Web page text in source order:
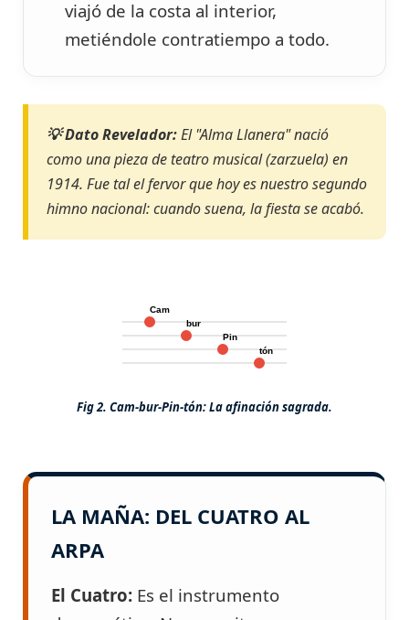
viajó de la costa al interior,
metiéndole contratiempo a todo.
💡 Dato Revelador:El "Alma Llanera" nació
como una pieza de teatro musical (zarzuela) en
1914. Fue tal el fervor que hoy es nuestro segundo
himno nacional: cuando suena, la fiesta se acabó.
Cam
bur
Pin
tón
Fig 2. Cam-bur-Pin-tón: La afinación sagrada.
LA MAÑA: DEL CUATRO AL
ARPA
El Cuatro: Es el instrumento